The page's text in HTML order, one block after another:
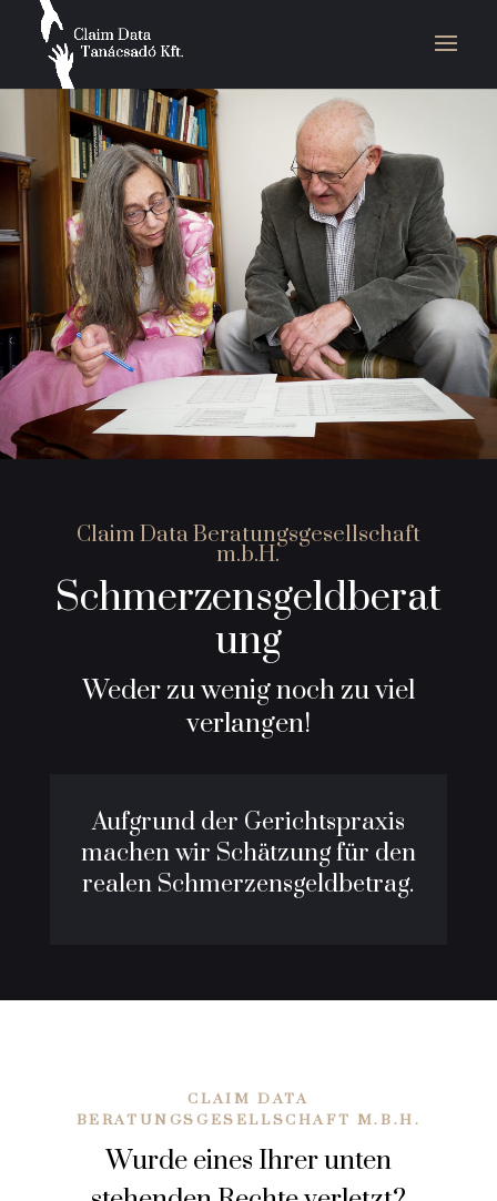
Claim Data Beratungsgesellschaft
m.b.H.
Schmerzensgeldberat
ung
Weder zu wenig noch zu viel
verlangen!
Aufgrund der Gerichtspraxis
machen wir Schätzung für den
realen Schmerzensgeldbetrag.
CLAIM DATA
BERATUNGSGESELLSCHAFT M.B.H.
Wurde eines Ihrer unten